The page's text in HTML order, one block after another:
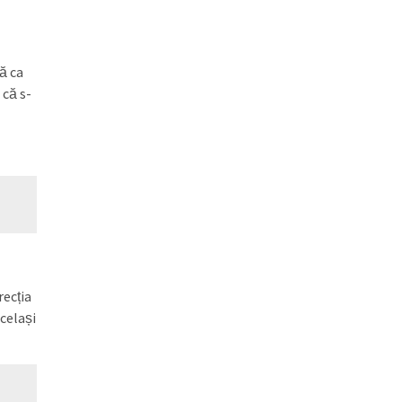
ca
s-